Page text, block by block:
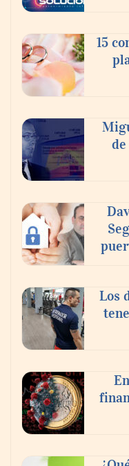
En el Día de la
mundo elige
escogen
compromiso
agosto
‘El ransomware
Ricardo Palacio
15
Los